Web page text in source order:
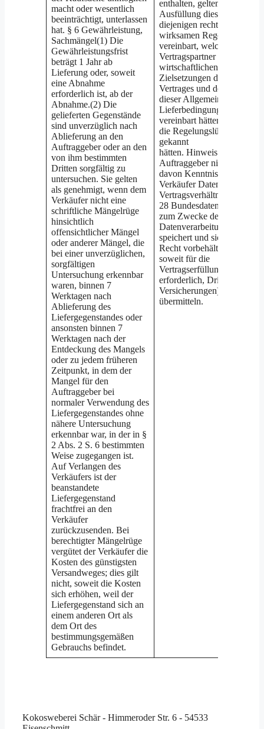
Kokosweberei Schär - Himmeroder Str. 6 - 54533